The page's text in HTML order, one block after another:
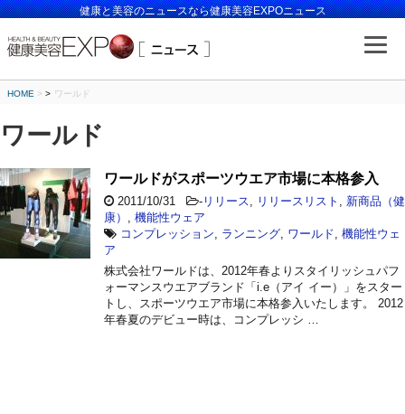
健康と美容のニュースなら健康美容EXPOニュース
HOME > ワールド
ワールド
ワールドがスポーツウエア市場に本格参入
2011/10/31 - リリース リリースリスト
新商品（健
康）
機能性ウェア
コンプレッション
ランニング ワールド 機能性ウェ
ア
株式会社ワールドは、2012年春よりスタイリッシュパフ
ォーマンスウエアブランド「i.e（アイ イー）」をスター
トし、スポーツウエア市場に本格参入いたします。 2012
年春夏のデビュー時は、コンプレッシ …